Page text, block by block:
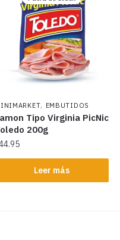
, EMBUTIDOS
Tipo Virginia PicNic
200g
Leer más